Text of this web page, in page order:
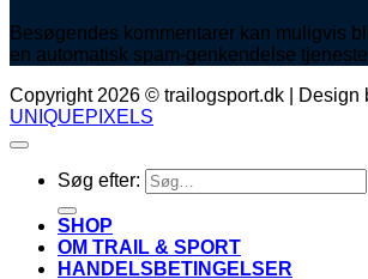
Besøgendes kommentarer kan muligvis
en automatisk spam-genkendelse
Copyright 2026 © trailogsport.dk | Design
UNIQUEPIXELS
Søg efter:
SHOP
OM TRAIL & SPORT
HANDELSBETINGELSER